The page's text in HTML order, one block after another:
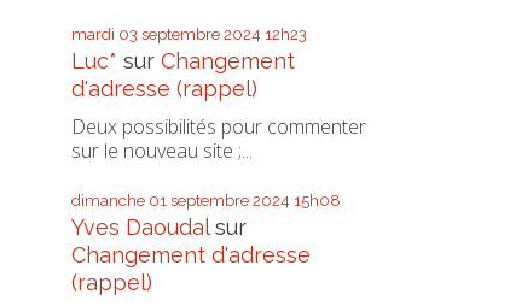
mardi 03 septembre 2024 12h23
Luc* sur Changement
d'adresse (rappel)
Deux possibilités pour commenter
sur le nouveau site ;...
dimanche 01 septembre 2024 15h08
Yves Daoudalsur
Changement d'adresse
(rappel)